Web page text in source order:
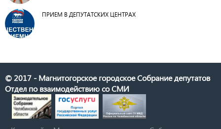
ПРИЕМ В ДЕПУТАТСКИХ ЦЕНТРАХ
© 2017 - Магнитогорское городское Собрание депутатов
Отдел по взаимодействию со СМИ